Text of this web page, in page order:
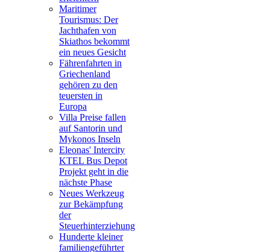
Maritimer
Tourismus: Der
Jachthafen von
Skiathos bekommt
ein neues Gesicht
Fährenfahrten in
Griechenland
gehören zu den
teuersten in
Europa
Villa Preise fallen
auf Santorin und
Mykonos Inseln
Eleonas' Intercity
KTEL Bus Depot
Projekt geht in die
nächste Phase
Neues Werkzeug
zur Bekämpfung
der
Steuerhinterziehung
Hunderte kleiner
familiengeführter